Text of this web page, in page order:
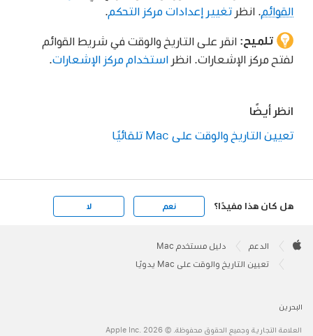
القوائم
. انظر تغيير إعدادات مركز التحكم
تلميح: انقر على التاريخ والوقت في شريط القوائم
لفتح مركز الإشعارات. انظر استخدام مركز الإشعارات
انظر أيضًا
تعيين التاريخ والوقت على Mac تلقائيًا
هل كان هذا مفيدًا؟ نعم لا
Footer

الدعم دليل مستخدم Mac
تعيين التاريخ والوقت على Mac يدويًا
البحرين
العلامة التجارية وجميع الحقوق محفوظة. © 2026 ‏.Apple Inc